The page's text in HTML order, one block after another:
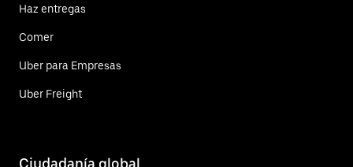
Haz entregas
Comer
Uber para Empresas
Uber Freight
Ciudadanía global